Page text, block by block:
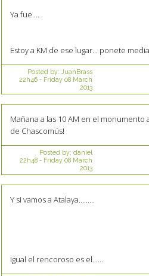
Ya fue....
Estoy a KM de ese lugar... ponete
Posted by: JuanBrass
22h46- Friday 08 March
2013
Mañana a las 10 AM en el
de Chascomús!
Posted by: daniel
22h48- Friday 08 March
2013
Y si vamos a Atalaya.........
Igual el rencoroso es el......